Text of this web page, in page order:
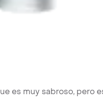
es muy sabroso, pero